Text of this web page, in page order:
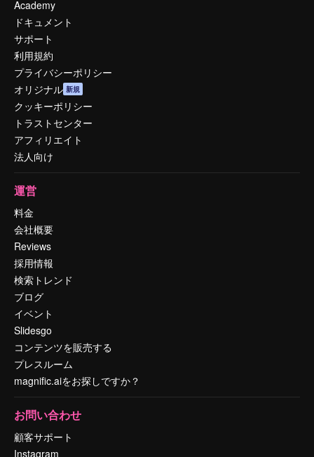
Academy
ドキュメント
サポート
利用規約
プライバシーポリシー
オリジナル 新規
クッキーポリシー
トラストセンター
アフィリエイト
法人向け
運営
料金
会社概要
Reviews
採用情報
検索トレンド
ブログ
イベント
Slidesgo
コンテンツを販売する
プレスルーム
magnific.aiをお探しですか？
お問い合わせ
顧客サポート
Instagram